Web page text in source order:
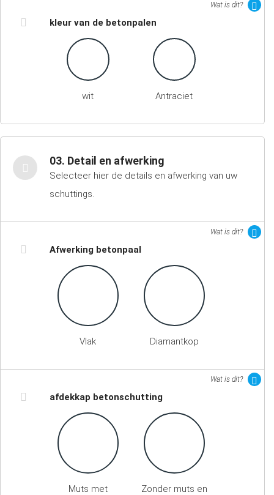
Wat is dit?
kleur van de betonpalen
wit Antraciet
03. Detail en afwerking
Selecteer hier de details en afwerking van uw
schuttings.
Wat is dit?
Afwerking betonpaal
Vlak Diamantkop
Wat is dit?
afdekkap betonschutting
Muts met
Zonder muts en